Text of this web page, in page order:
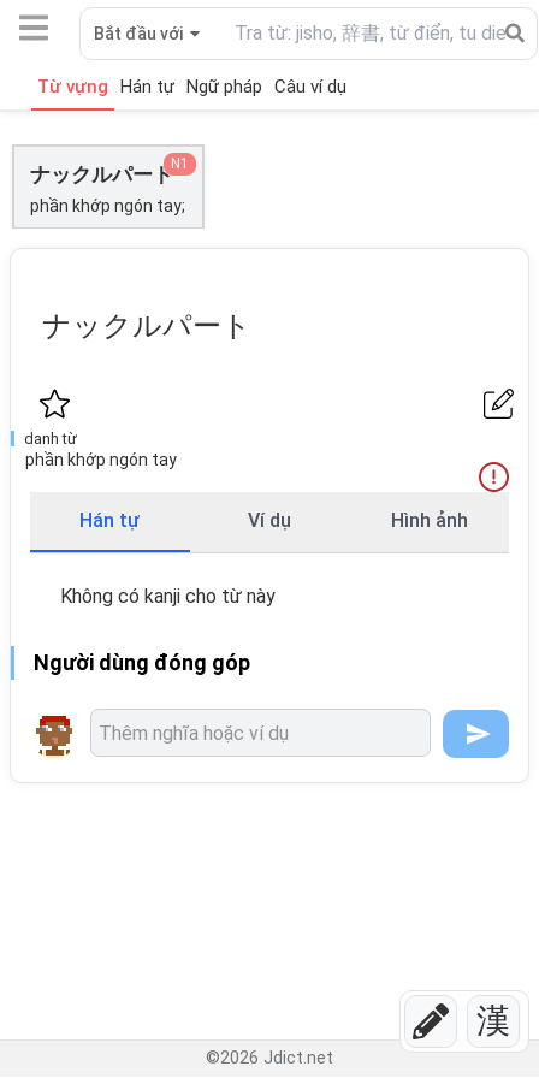
漢
Bắt đầu với
Từ vựng Hán tự Ngữ pháp Câu ví dụ
ナックルパート
phần khớp ngón tay;
N1
ナックルパート
danh từ
phần khớp ngón tay
Hán tự Ví dụ Hình ảnh
Không có kanji cho từ này
Người dùng đóng góp
©2026 Jdict.net